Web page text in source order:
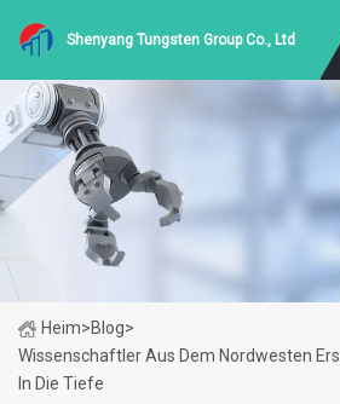
Shenyang Tungsten Group Co., Ltd
Heim>Blog>
Wissenschaftler Aus Dem Nordwesten
In Die Tiefe